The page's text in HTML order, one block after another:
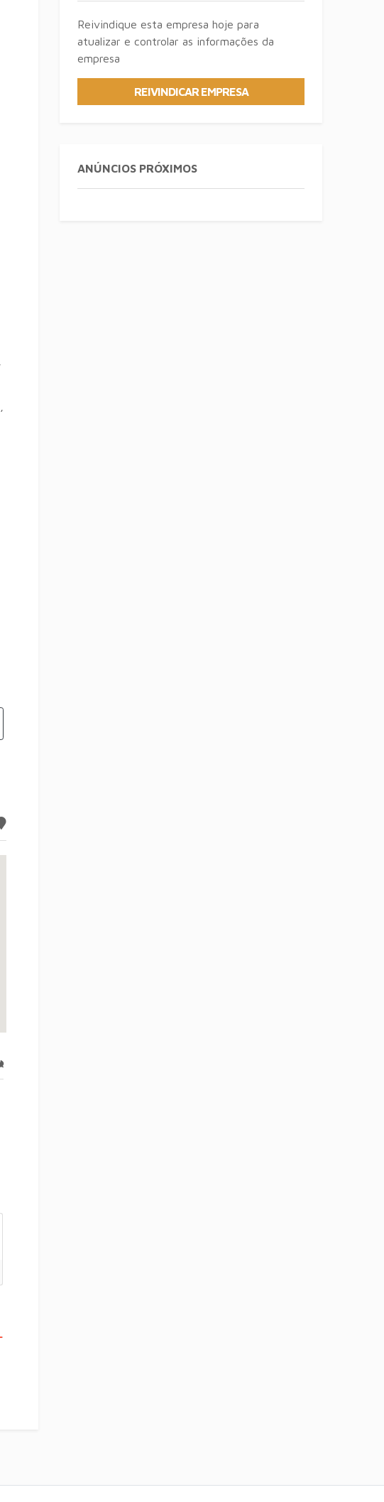
Reivindique esta empresa hoje para
atualizar e controlar as informações da
empresa
REIVINDICAR EMPRESA
ANÚNCIOS PRÓXIMOS